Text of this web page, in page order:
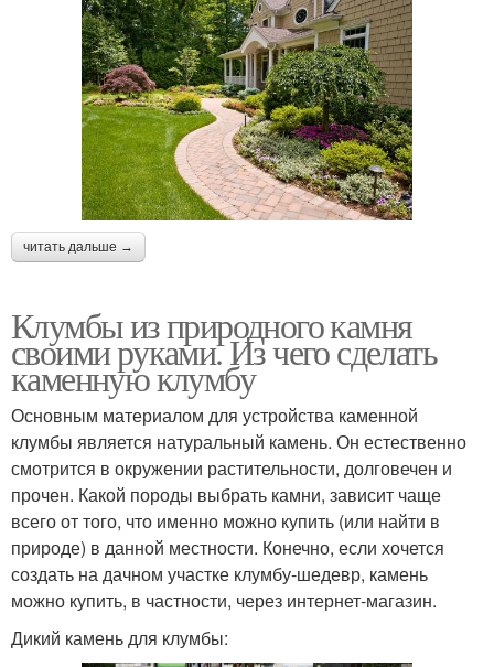
читать дальше →
Клумбы из природного камня
своими руками. Из чего сделать
каменную клумбу
Основным материалом для устройства каменной
клумбы является натуральный камень. Он естественно
смотрится в окружении растительности, долговечен и
прочен. Какой породы выбрать камни, зависит чаще
всего от того, что именно можно купить (или найти в
природе) в данной местности. Конечно, если хочется
создать на дачном участке клумбу-шедевр, камень
можно купить, в частности, через интернет-магазин.
Дикий камень для клумбы: